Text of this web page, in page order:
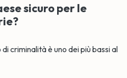
sicuro per le
di criminalità è uno dei più bassi al